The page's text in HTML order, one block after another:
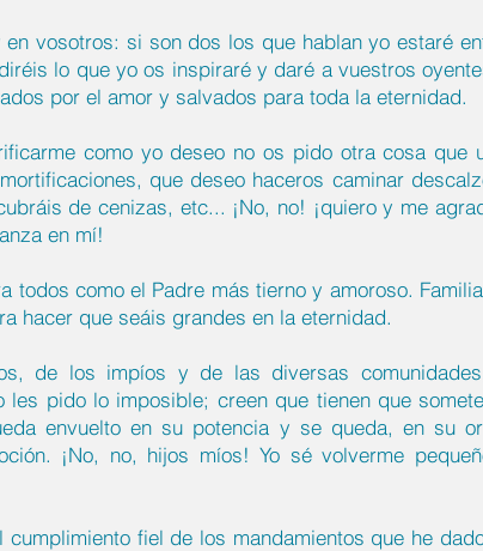
vosotros: si son dos los que hablan yo estaré
lo que yo os inspiraré y daré a vuestros
por el amor y salvados para toda la eternidad.
como yo deseo no os pido otra cosa que
que deseo haceros caminar
de cenizas, etc... ¡No, no! ¡quiero y me
en mí!
todos como el Padre más tierno y amoroso.
hacer que seáis grandes en la eternidad.
de los impíos y de las diversas
les pido lo imposible; creen que tienen que
envuelto en su potencia y se queda, en su
¡No, no, hijos míos! Yo sé volverme
fiel de los mandamientos que he